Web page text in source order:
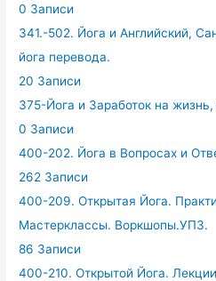
0 Записи
341.-502. Йога и Английский,
йога перевода.
20 Записи
375-Йога и Заработок на
0 Записи
400-202. Йога в Вопросах и
262 Записи
400-209. Открытая Йога.
Мастерклассы. Воркшопы.УПЗ.
86 Записи
400-210. Открытой Йога.